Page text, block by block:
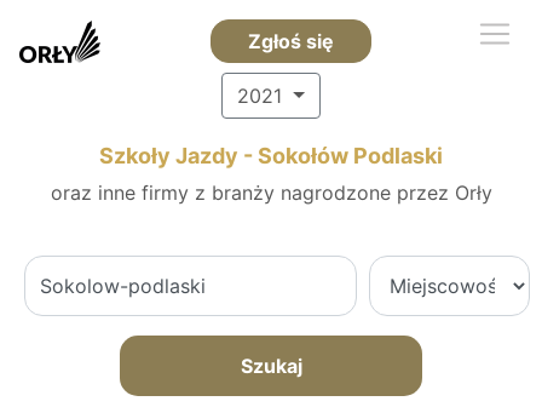
Zgłoś się
2021
Szkoły Jazdy - Sokołów Podlaski
oraz inne firmy z branży nagrodzone przez Orły
Szukaj